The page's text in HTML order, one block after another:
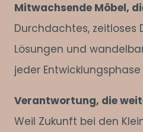
Mitwachsende Möbel,
Durchdachtes, zeitloses
Lösungen und
jeder
Verantwortung, die
Weil Zukunft bei den